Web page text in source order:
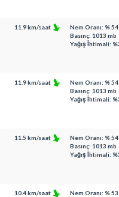
11.9 km/saat
Nem Oranı: % 54
Basınç: 1013 mb
Yağış İhtimali:
11.9 km/saat
Nem Oranı: % 54
Basınç: 1013 mb
Yağış İhtimali:
11.5 km/saat
Nem Oranı: % 54
Basınç: 1013 mb
Yağış İhtimali:
10.4 km/saat
Nem Oranı: % 53